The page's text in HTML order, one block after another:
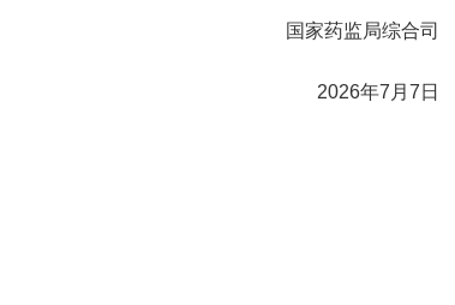
国家药监局综合司
2026年7月7日